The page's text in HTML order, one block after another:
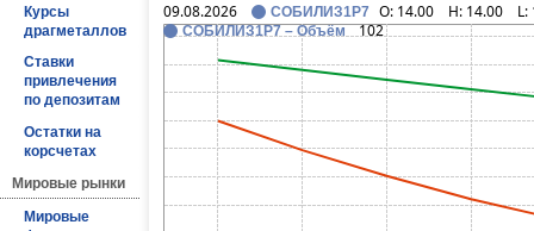
Курсы
драгметаллов
Ставки
привлечения
по депозитам
Остатки на
корсчетах
Мировые рынки
Мировые
09.08.2026
СОБИЛИЗ1Р7 O: 14.00 H: 14.00 L:
СОБИЛИЗ1Р7 – Объём 102